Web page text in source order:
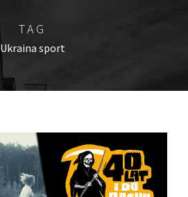
TAG
Ukraina sport